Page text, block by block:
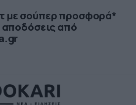
με σούπερ προσφορά*
αποδόσεις από